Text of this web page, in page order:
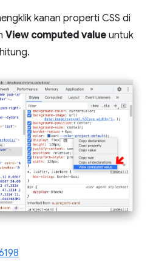
kanan properti CSS di
View computed value untuk